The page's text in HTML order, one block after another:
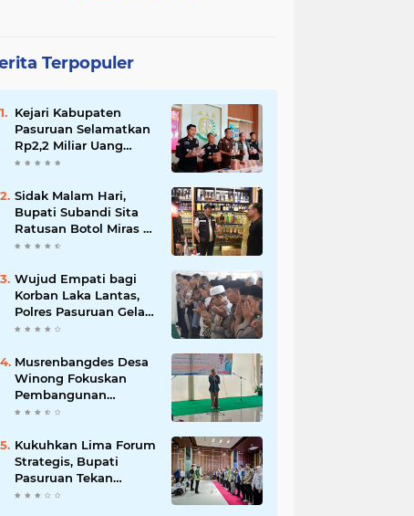
Terpopuler
Kejari Kabupaten
Pasuruan Selamatkan
Rp2,2 Miliar Uang
Negara dari Korupsi
Sidak Malam Hari,
Bupati Subandi Sita
Ratusan Botol Miras di
Kawasan Perumahan
Wujud Empati bagi
Korban Laka Lantas,
Polres Pasuruan Gelar
Salat Ghaib dan Doa
Musrenbangdes Desa
Winong Fokuskan
Pembangunan
Berbasis Potensi Lokal,
Meski Dihantam
Efisiensi Anggaran
Kukuhkan Lima Forum
Strategis, Bupati
Pasuruan Tekan
Pentingnya Program